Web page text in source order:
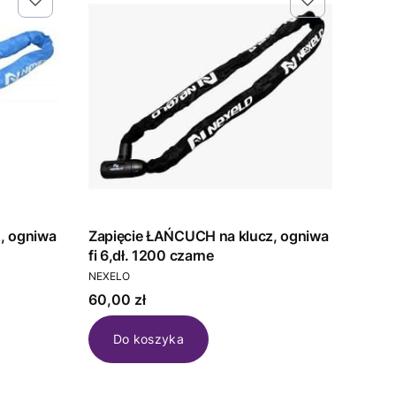
Zapięcie ŁAŃCUCH na klucz, ogniwa
fi 6,dł. 1200 czarne
PRODUCENT
NEXELO
Cena
60,00 zł
Do koszyka